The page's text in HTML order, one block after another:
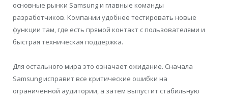
основные рынки Samsung и главные команды
разработчиков. Компании удобнее тестировать новые
функции там, где есть прямой контакт с пользователями и
быстрая техническая поддержка.
Для остального мира это означает ожидание. Сначала
Samsung исправит все критические ошибки на
ограниченной аудитории, а затем выпустит стабильную